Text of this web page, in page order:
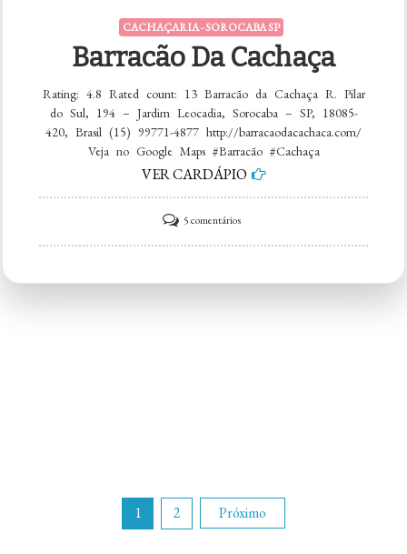
CACHAÇARIA - SOROCABA SP
Barracão Da Cachaça
Rating: 4.8 Rated count: 13 Barracão da Cachaça R. Pilar
do Sul, 194 – Jardim Leocadia, Sorocaba – SP, 18085-
420, Brasil (15) 99771-4877 http://barracaodacachaca.com/
Veja no Google Maps #Barracão #Cachaça
VER CARDÁPIO
5 comentáriosem
Barracão
Paginação
1 2 Próximo